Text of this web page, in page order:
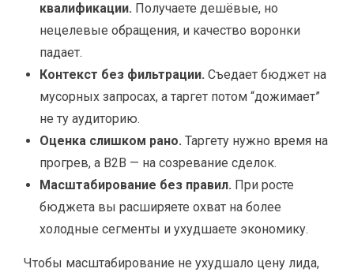
квалификации. Получаете дешёвые, но
нецелевые обращения, и качество воронки
падает.
Контекст без фильтрации. Съедает бюджет на
мусорных запросах, а таргет потом “дожимает”
не ту аудиторию.
Оценка слишком рано. Таргету нужно время на
прогрев, а B2B — на созревание сделок.
Масштабирование без правил. При росте
бюджета вы расширяете охват на более
холодные сегменты и ухудшаете экономику.
Чтобы масштабирование не ухудшало цену лида,